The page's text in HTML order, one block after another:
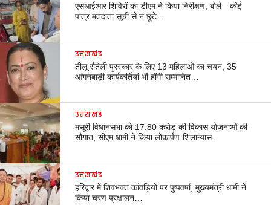
एसआईआर शिविरों का डीएम ने किया निरीक्षण, बोले—कोई
पात्र मतदाता सूची से न छूटे…
उत्तराखंड
तीलू रौतेली पुरस्कार के लिए 13 महिलाओं का चयन, 35
आंगनबाड़ी कार्यकर्तियां भी होंगी सम्मानित…
उत्तराखंड
मसूरी विधानसभा को 17.80 करोड़ की विकास योजनाओं की
सौगात, सीएम धामी ने किया लोकार्पण-शिलान्यास.
उत्तराखंड
हरिद्वार में शिवभक्त कांवड़ियों पर पुष्पवर्षा, मुख्यमंत्री धामी ने
किया चरण प्रक्षालन…